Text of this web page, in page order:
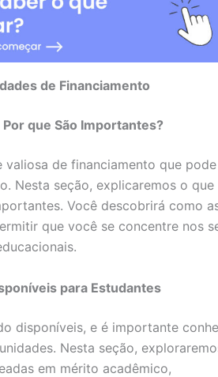
de Financiamento
que São Importantes?
de financiamento que pode
Nesta seção, explicaremos o que
Você descobrirá como
que você se concentre nos
para Estudantes
disponíveis, e é importante
Nesta seção,
em mérito acadêmico,